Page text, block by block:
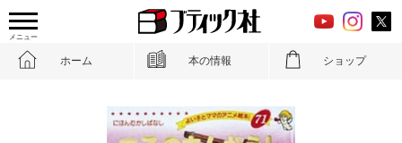
メニュー
ホーム 本の情報 ショップ